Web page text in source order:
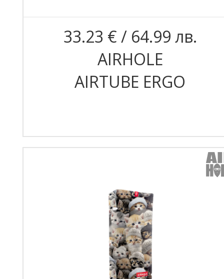
33.23 € / 64.99 лв.
AIRHOLE
AIRTUBE ERGO